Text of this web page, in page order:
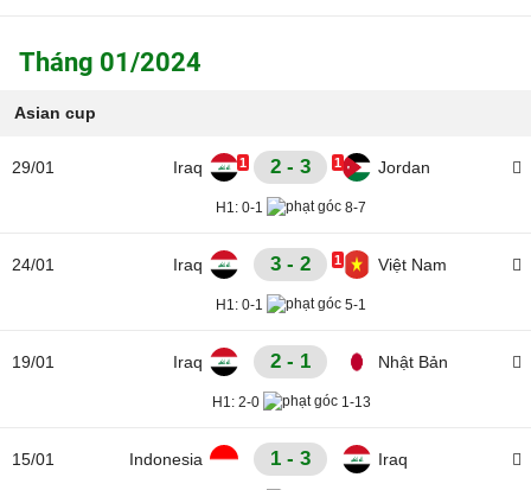
Tháng 01/2024
Asian cup
29/01 Iraq 1 2 - 3 Jordan
1
H1: 0-1 8-7
24/01 Iraq 3 - 2 Việt Nam
1
H1: 0-1 5-1
19/01 Iraq 2 - 1 Nhật Bản
H1:2-0 1-13
15/01 Indonesia 1 - 3 Iraq